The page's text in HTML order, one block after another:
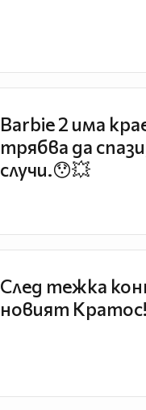
Barbie 2 има
трябва да
случи.😯💥
След тежка
новият